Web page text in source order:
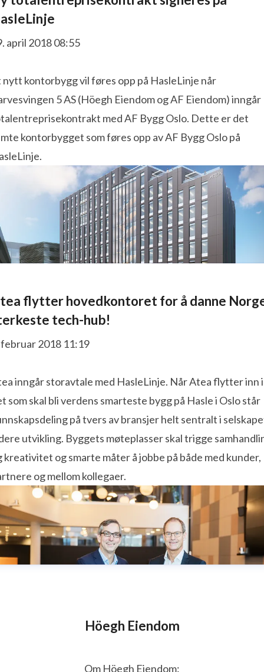
april 2018 08:55
nytt kontorbygg vil føres opp på HasleLinje når
5 AS (Höegh Eiendom og AF Eiendom) inngår
med AF Bygg Oslo. Dette er det
kontorbygget som føres opp av AF Bygg Oslo på
flytter hovedkontoret for å danne
tech-hub!
2018 11:19
inngår storavtale med HasleLinje. Når Atea flytter inn i
som skal bli verdens smarteste bygg på Hasle i Oslo står
på tvers av bransjer helt sentralt i
utvikling. Byggets møteplasser skal trigge
kreativitet og smarte måter å jobbe på både med kunder,
og mellom kollegaer.
Höegh Eiendom
Om Höegh Eiendom: